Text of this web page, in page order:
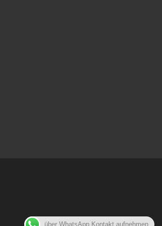
über WhatsApp Kontakt aufnehmen